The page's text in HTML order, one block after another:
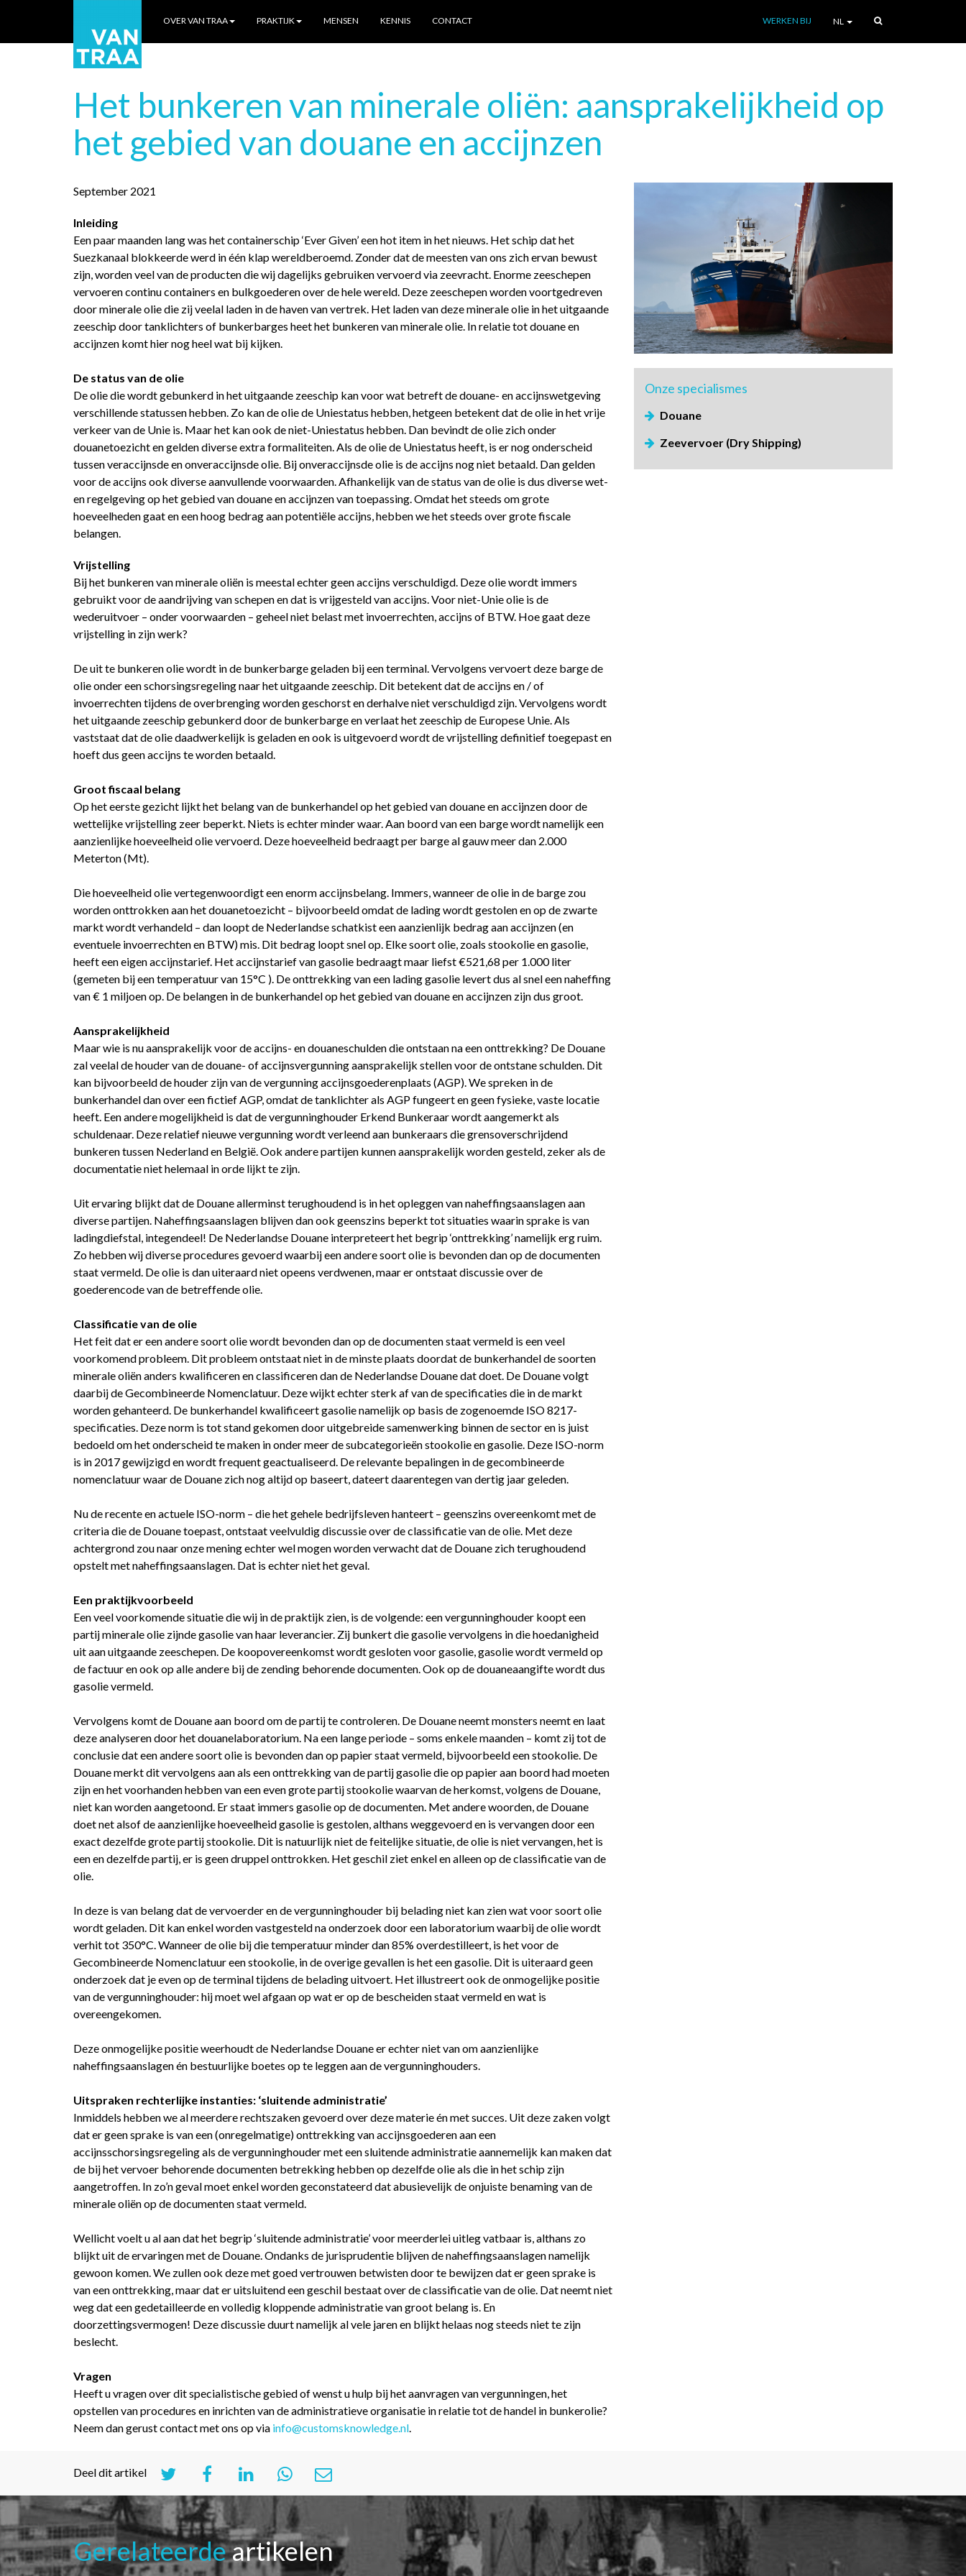
OVER VAN TRAA PRAKTIJK MENSEN KENNIS CONTACT WERKEN BIJ NL
Het bunkeren van minerale oliën: aansprakelijkheid op
het gebied van douane en accijnzen
September 2021
Inleiding
Een paar maanden lang was het containerschip ‘Ever Given’ een hot item in het nieuws. Het schip dat het
Suezkanaal blokkeerde werd in één klap wereldberoemd. Zonder dat de meesten van ons zich ervan bewust
zijn, worden veel van de producten die wij dagelijks gebruiken vervoerd via zeevracht. Enorme zeeschepen
vervoeren continu containers en bulkgoederen over de hele wereld. Deze zeeschepen worden voortgedreven
door minerale olie die zij veelal laden in de haven van vertrek. Het laden van deze minerale olie in het uitgaande
zeeschip door tanklichters of bunkerbarges heet het bunkeren van minerale olie. In relatie tot douane en
accijnzen komt hier nog heel wat bij kijken.
De status van de olie
De olie die wordt gebunkerd in het uitgaande zeeschip kan voor wat betreft de douane- en accijnswetgeving
verschillende statussen hebben. Zo kan de olie de Uniestatus hebben, hetgeen betekent dat de olie in het vrije
verkeer van de Unie is. Maar het kan ook de niet-Uniestatus hebben. Dan bevindt de olie zich onder
douanetoezicht en gelden diverse extra formaliteiten. Als de olie de Uniestatus heeft, is er nog onderscheid
tussen veraccijnsde en onveraccijnsde olie. Bij onveraccijnsde olie is de accijns nog niet betaald. Dan gelden
voor de accijns ook diverse aanvullende voorwaarden. Afhankelijk van de status van de olie is dus diverse wet-
en regelgeving op het gebied van douane en accijnzen van toepassing. Omdat het steeds om grote
hoeveelheden gaat en een hoog bedrag aan potentiële accijns, hebben we het steeds over grote fiscale
belangen.
Vrijstelling
Bij het bunkeren van minerale oliën is meestal echter geen accijns verschuldigd. Deze olie wordt immers
gebruikt voor de aandrijving van schepen en dat is vrijgesteld van accijns. Voor niet-Unie olie is de
wederuitvoer – onder voorwaarden – geheel niet belast met invoerrechten, accijns of BTW. Hoe gaat deze
vrijstelling in zijn werk?
De uit te bunkeren olie wordt in de bunkerbarge geladen bij een terminal. Vervolgens vervoert deze barge de
olie onder een schorsingsregeling naar het uitgaande zeeschip. Dit betekent dat de accijns en / of
invoerrechten tijdens de overbrenging worden geschorst en derhalve niet verschuldigd zijn. Vervolgens wordt
het uitgaande zeeschip gebunkerd door de bunkerbarge en verlaat het zeeschip de Europese Unie. Als
vaststaat dat de olie daadwerkelijk is geladen en ook is uitgevoerd wordt de vrijstelling definitief toegepast en
hoeft dus geen accijns te worden betaald.
Groot fiscaal belang
Op het eerste gezicht lijkt het belang van de bunkerhandel op het gebied van douane en accijnzen door de
wettelijke vrijstelling zeer beperkt. Niets is echter minder waar. Aan boord van een barge wordt namelijk een
aanzienlijke hoeveelheid olie vervoerd. Deze hoeveelheid bedraagt per barge al gauw meer dan 2.000
Meterton (Mt).
Die hoeveelheid olie vertegenwoordigt een enorm accijnsbelang. Immers, wanneer de olie in de barge zou
worden onttrokken aan het douanetoezicht – bijvoorbeeld omdat de lading wordt gestolen en op de zwarte
markt wordt verhandeld – dan loopt de Nederlandse schatkist een aanzienlijk bedrag aan accijnzen (en
eventuele invoerrechten en BTW) mis. Dit bedrag loopt snel op. Elke soort olie, zoals stookolie en gasolie,
heeft een eigen accijnstarief. Het accijnstarief van gasolie bedraagt maar liefst €521,68 per 1.000 liter
(gemeten bij een temperatuur van 15°C ). De onttrekking van een lading gasolie levert dus al snel een naheffing
van € 1 miljoen op. De belangen in de bunkerhandel op het gebied van douane en accijnzen zijn dus groot.
Aansprakelijkheid
Maar wie is nu aansprakelijk voor de accijns- en douaneschulden die ontstaan na een onttrekking? De Douane
zal veelal de houder van de douane- of accijnsvergunning aansprakelijk stellen voor de ontstane schulden. Dit
kan bijvoorbeeld de houder zijn van de vergunning accijnsgoederenplaats (AGP). We spreken in de
bunkerhandel dan over een fictief AGP, omdat de tanklichter als AGP fungeert en geen fysieke, vaste locatie
heeft. Een andere mogelijkheid is dat de vergunninghouder Erkend Bunkeraar wordt aangemerkt als
schuldenaar. Deze relatief nieuwe vergunning wordt verleend aan bunkeraars die grensoverschrijdend
bunkeren tussen Nederland en België. Ook andere partijen kunnen aansprakelijk worden gesteld, zeker als de
documentatie niet helemaal in orde lijkt te zijn.
Uit ervaring blijkt dat de Douane allerminst terughoudend is in het opleggen van naheffingsaanslagen aan
diverse partijen. Naheffingsaanslagen blijven dan ook geenszins beperkt tot situaties waarin sprake is van
ladingdiefstal, integendeel! De Nederlandse Douane interpreteert het begrip ‘onttrekking’ namelijk erg ruim.
Zo hebben wij diverse procedures gevoerd waarbij een andere soort olie is bevonden dan op de documenten
staat vermeld. De olie is dan uiteraard niet opeens verdwenen, maar er ontstaat discussie over de
goederencode van de betreffende olie.
Classificatie van de olie
Het feit dat er een andere soort olie wordt bevonden dan op de documenten staat vermeld is een veel
voorkomend probleem. Dit probleem ontstaat niet in de minste plaats doordat de bunkerhandel de soorten
minerale oliën anders kwalificeren en classificeren dan de Nederlandse Douane dat doet. De Douane volgt
daarbij de Gecombineerde Nomenclatuur. Deze wijkt echter sterk af van de specificaties die in de markt
worden gehanteerd. De bunkerhandel kwalificeert gasolie namelijk op basis de zogenoemde ISO 8217-
specificaties. Deze norm is tot stand gekomen door uitgebreide samenwerking binnen de sector en is juist
bedoeld om het onderscheid te maken in onder meer de subcategorieën stookolie en gasolie. Deze ISO-norm
is in 2017 gewijzigd en wordt frequent geactualiseerd. De relevante bepalingen in de gecombineerde
nomenclatuur waar de Douane zich nog altijd op baseert, dateert daarentegen van dertig jaar geleden.
Nu de recente en actuele ISO-norm – die het gehele bedrijfsleven hanteert – geenszins overeenkomt met de
criteria die de Douane toepast, ontstaat veelvuldig discussie over de classificatie van de olie. Met deze
achtergrond zou naar onze mening echter wel mogen worden verwacht dat de Douane zich terughoudend
opstelt met naheffingsaanslagen. Dat is echter niet het geval.
Een praktijkvoorbeeld
Een veel voorkomende situatie die wij in de praktijk zien, is de volgende: een vergunninghouder koopt een
partij minerale olie zijnde gasolie van haar leverancier. Zij bunkert die gasolie vervolgens in die hoedanigheid
uit aan uitgaande zeeschepen. De koopovereenkomst wordt gesloten voor gasolie, gasolie wordt vermeld op
de factuur en ook op alle andere bij de zending behorende documenten. Ook op de douaneaangifte wordt dus
gasolie vermeld.
Vervolgens komt de Douane aan boord om de partij te controleren. De Douane neemt monsters neemt en laat
deze analyseren door het douanelaboratorium. Na een lange periode – soms enkele maanden – komt zij tot de
conclusie dat een andere soort olie is bevonden dan op papier staat vermeld, bijvoorbeeld een stookolie. De
Douane merkt dit vervolgens aan als een onttrekking van de partij gasolie die op papier aan boord had moeten
zijn en het voorhanden hebben van een even grote partij stookolie waarvan de herkomst, volgens de Douane,
niet kan worden aangetoond. Er staat immers gasolie op de documenten. Met andere woorden, de Douane
doet net alsof de aanzienlijke hoeveelheid gasolie is gestolen, althans weggevoerd en is vervangen door een
exact dezelfde grote partij stookolie. Dit is natuurlijk niet de feitelijke situatie, de olie is niet vervangen, het is
een en dezelfde partij, er is geen druppel onttrokken. Het geschil ziet enkel en alleen op de classificatie van de
olie.
In deze is van belang dat de vervoerder en de vergunninghouder bij belading niet kan zien wat voor soort olie
wordt geladen. Dit kan enkel worden vastgesteld na onderzoek door een laboratorium waarbij de olie wordt
verhit tot 350°C. Wanneer de olie bij die temperatuur minder dan 85% overdestilleert, is het voor de
Gecombineerde Nomenclatuur een stookolie, in de overige gevallen is het een gasolie. Dit is uiteraard geen
onderzoek dat je even op de terminal tijdens de belading uitvoert. Het illustreert ook de onmogelijke positie
van de vergunninghouder: hij moet wel afgaan op wat er op de bescheiden staat vermeld en wat is
overeengekomen.
Deze onmogelijke positie weerhoudt de Nederlandse Douane er echter niet van om aanzienlijke
naheffingsaanslagen én bestuurlijke boetes op te leggen aan de vergunninghouders.
Uitspraken rechterlijke instanties: ‘sluitende administratie’
Inmiddels hebben we al meerdere rechtszaken gevoerd over deze materie én met succes. Uit deze zaken volgt
dat er geen sprake is van een (onregelmatige) onttrekking van accijnsgoederen aan een
accijnsschorsingsregeling als de vergunninghouder met een sluitende administratie aannemelijk kan maken dat
de bij het vervoer behorende documenten betrekking hebben op dezelfde olie als die in het schip zijn
aangetroffen. In zo’n geval moet enkel worden geconstateerd dat abusievelijk de onjuiste benaming van de
minerale oliën op de documenten staat vermeld.
Wellicht voelt u al aan dat het begrip ‘sluitende administratie’ voor meerderlei uitleg vatbaar is, althans zo
blijkt uit de ervaringen met de Douane. Ondanks de jurisprudentie blijven de naheffingsaanslagen namelijk
gewoon komen. We zullen ook deze met goed vertrouwen betwisten door te bewijzen dat er geen sprake is
van een onttrekking, maar dat er uitsluitend een geschil bestaat over de classificatie van de olie. Dat neemt niet
weg dat een gedetailleerde en volledig kloppende administratie van groot belang is. En
doorzettingsvermogen! Deze discussie duurt namelijk al vele jaren en blijkt helaas nog steeds niet te zijn
beslecht.
Vragen
Heeft u vragen over dit specialistische gebied of wenst u hulp bij het aanvragen van vergunningen, het
opstellen van procedures en inrichten van de administratieve organisatie in relatie tot de handel in bunkerolie?
Neem dan gerust contact met ons op via info@customsknowledge.nl.
Onze specialismes
Douane
Zeevervoer (Dry Shipping)
Deel dit artikel
Gerelateerdeartikelen